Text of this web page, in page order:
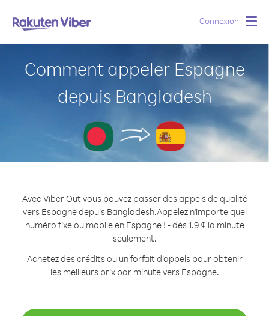
Connexion
Comment appeler Espagne
depuis Bangladesh
Avec Viber Out vous pouvez passer des appels de qualité
vers Espagne depuis Bangladesh.Appelez n'importe quel
numéro fixe ou mobile en Espagne ! - dès 1.9 ¢ la minute
seulement.
Achetez des crédits ou un forfait d’appels pour obtenir
les meilleurs prix par minute vers Espagne.